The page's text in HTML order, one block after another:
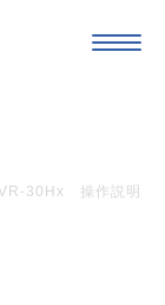
30Hx 操作説明